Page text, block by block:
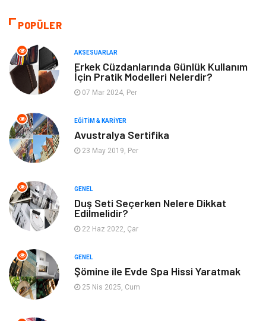
Sağlıklı Yaşam
Otomotiv Moda
Tatil
Organizasyon
Yeme & İçme
Emlak
Gençlik & Eğlence
Mobilya Genel Kültür
POPÜLER
AKSESUARLAR
Erkek Cüzdanlarında Günlük Kullanım
İçin Pratik Modelleri Nelerdir?
07 Mar 2024, Per
EĞITIM & KARIYER
Avustralya Sertifika
23 May 2019, Per
GENEL
Duş Seti Seçerken Nelere Dikkat
Edilmelidir?
22 Haz 2022, Çar
GENEL
Şömine ile Evde Spa Hissi Yaratmak
25 Nis 2025, Cum